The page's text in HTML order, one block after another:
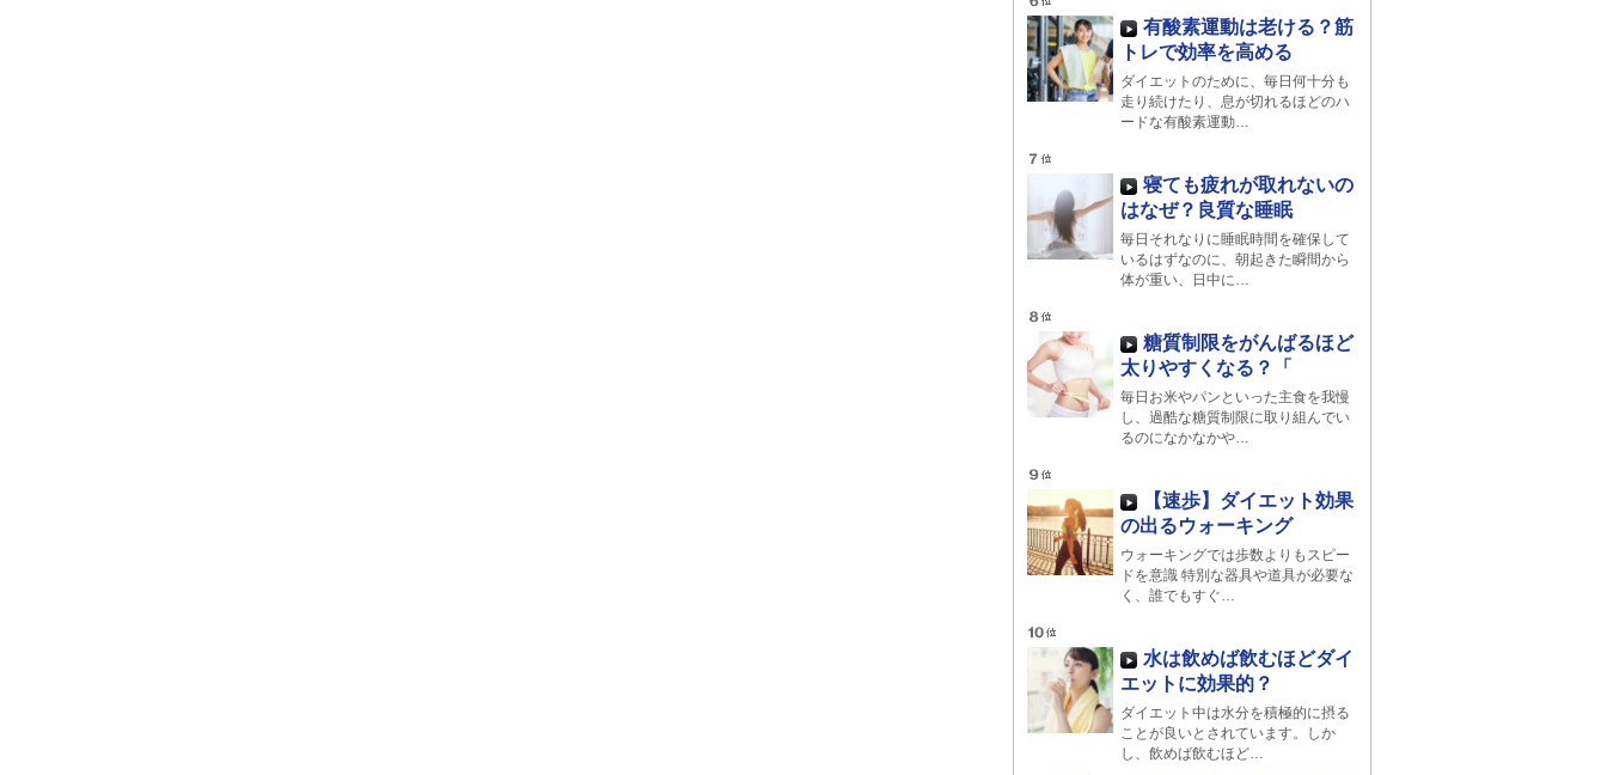
有酸素運動は老ける？筋
トレで効率を高める
ダイエットのために、毎日何十分も
走り続けたり、息が切れるほどのハ
ードな有酸素運動…
寝ても疲れが取れないの
はなぜ？良質な睡眠
毎日それなりに睡眠時間を確保して
いるはずなのに、朝起きた瞬間から
体が重い、日中に…
糖質制限をがんばるほど
太りやすくなる？「
毎日お米やパンといった主食を我慢
し、過酷な糖質制限に取り組んでい
るのになかなかや…
【速歩】ダイエット効果
の出るウォーキング
ウォーキングでは歩数よりもスピー
ドを意識 特別な器具や道具が必要な
く、誰でもすぐ…
水は飲めば飲むほどダイ
エットに効果的？
ダイエット中は水分を積極的に摂る
ことが良いとされています。しか
し、飲めば飲むほど…